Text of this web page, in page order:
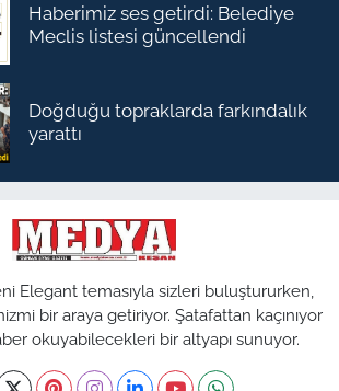
Haberimiz ses getirdi: Belediye
Meclis listesi güncellendi
Doğduğu topraklarda farkındalık
yarattı
Elegant temasıyla sizleri buluştururken,
bir araya getiriyor. Şatafattan kaçınıyor
okuyabilecekleri bir altyapı sunuyor.